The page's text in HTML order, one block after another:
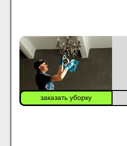
заказать уборку